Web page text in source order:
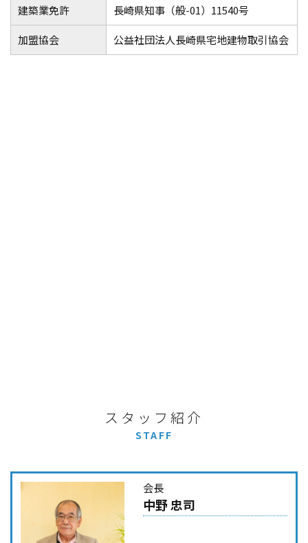
建築業免許 長崎県知事（般-01）11540号
加盟協会 公益社団法人長崎県宅地建物取引協会
スタッフ紹介
STAFF
会長
中野 忠司